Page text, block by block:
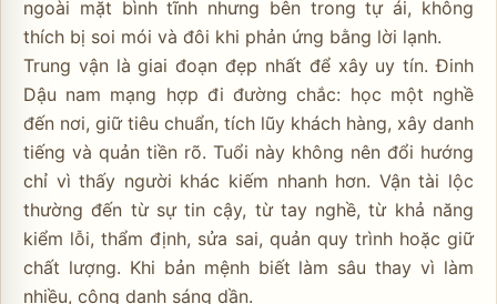
ngoài mặt bình tĩnh nhưng bên trong tự ái, không
thích bị soi mói và đôi khi phản ứng bằng lời lạnh.
Trung vận là giai đoạn đẹp nhất để xây uy tín. Đinh
Dậu nam mạng hợp đi đường chắc: học một nghề
đến nơi, giữ tiêu chuẩn, tích lũy khách hàng, xây danh
tiếng và quản tiền rõ. Tuổi này không nên đổi hướng
chỉ vì thấy người khác kiếm nhanh hơn. Vận tài lộc
thường đến từ sự tin cậy, từ tay nghề, từ khả năng
kiểm lỗi, thẩm định, sửa sai, quản quy trình hoặc giữ
chất lượng. Khi bản mệnh biết làm sâu thay vì làm
nhiều, công danh sáng dần.